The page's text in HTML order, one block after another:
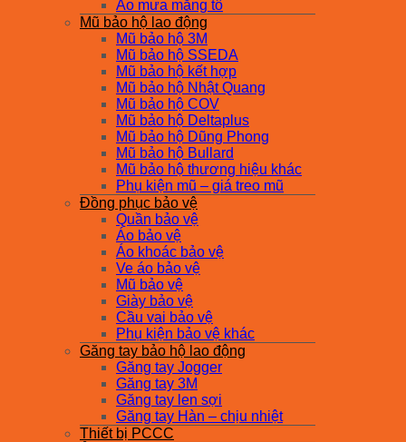
Áo mưa măng tô
Mũ bảo hộ lao động
Mũ bảo hộ 3M
Mũ bảo hộ SSEDA
Mũ bảo hộ kết hợp
Mũ bảo hộ Nhật Quang
Mũ bảo hộ COV
Mũ bảo hộ Deltaplus
Mũ bảo hộ Dũng Phong
Mũ bảo hộ Bullard
Mũ bảo hộ thương hiệu khác
Phụ kiện mũ – giá treo mũ
Đồng phục bảo vệ
Quần bảo vệ
Áo bảo vệ
Áo khoác bảo vệ
Ve áo bảo vệ
Mũ bảo vệ
Giày bảo vệ
Cầu vai bảo vệ
Phụ kiện bảo vệ khác
Găng tay bảo hộ lao động
Găng tay Jogger
Găng tay 3M
Găng tay len sợi
Găng tay Hàn – chịu nhiệt
Thiết bị PCCC